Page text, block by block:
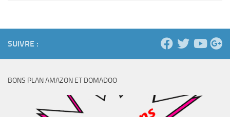
SUIVRE :
BONS PLAN AMAZON ET DOMADOO